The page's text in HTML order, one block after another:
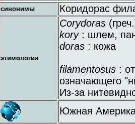
синонимы Коридорас
этимология
Corydoras
kory : шлем,
doras : кожа
filamentosus :
означающего
Из-за
Южная